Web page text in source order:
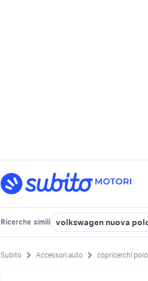
Ricerche simili volkswagen nuova
Subito Accessori auto copricerchi polo